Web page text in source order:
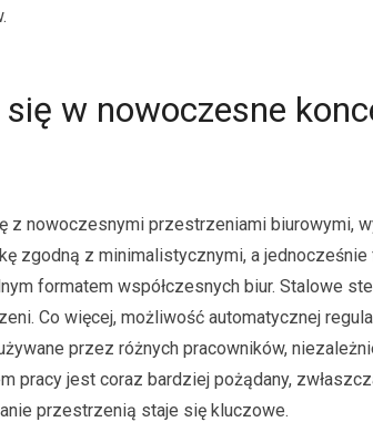
w nowoczesne
z nowoczesnymi przestrzeniami biurowymi,
zgodną z minimalistycznymi, a jednocześnie
formatem współczesnych biur. Stalowe
Co więcej, możliwość automatycznej
przez różnych pracowników,
pracy jest coraz bardziej pożądany,
przestrzenią staje się kluczowe.